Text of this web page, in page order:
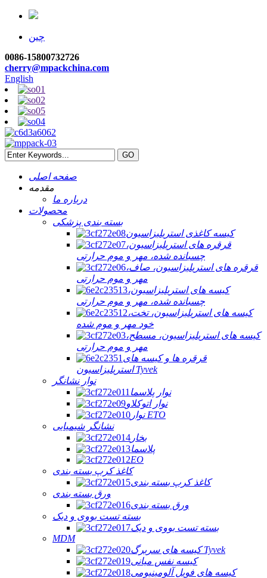
چین
0086-15800732726
cherry@mpackchina.com
English
صفحه اصلی
مقدمه
درباره ما
محصولات
بسته بندی پزشکی
کیسه کاغذی استریلیزاسیون
قرقره های استریلیزاسیون،
چسبانده شده، مهر و موم حرارتی
قرقره های استریلیزاسیون، صاف،
مهر و موم حرارتی
کیسه های استریلیزاسیون،
چسبانده شده، مهر و موم حرارتی
کیسه های استریلیزاسیون، تخت،
خود مهر و موم شده
کیسه های استریلیزاسیون، مسطح،
مهر و موم حرارتی
قرقره ها و کیسه های
استریلیزاسیون Tyvek
نوار نشانگر
نوار پلاسما
نوار اتوکلاو
نوار ETO
نشانگر شیمیایی
بخار
پلاسما
EO
کاغذ کرپ بسته بندی
کاغذ کرپ بسته بندی
ورق بسته بندی
ورق بسته بندی
بسته تست بووی و دیک
بسته تست بووی و دیک
MDM
کیسه های سربرگ Tyvek
کیسه نفس میانی
کیسه های فویل آلومینیومی